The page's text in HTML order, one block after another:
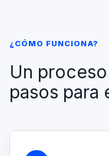
¿CÓMO FUNCIONA?
Un
pasos para